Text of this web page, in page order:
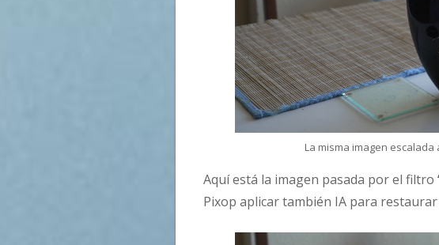
La misma imagen escalada
Aquí está la imagen pasada por el filtro
Pixop aplicar también IA para